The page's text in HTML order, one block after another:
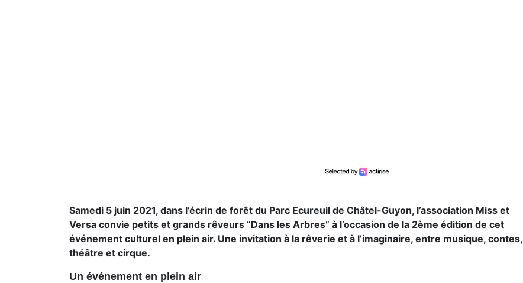
Samedi 5 juin 2021, dans l’écrin de forêt du Parc Ecureuil de Châtel-Guyon, l’association Miss et
Versa convie petits et grands rêveurs “Dans les Arbres” à l’occasion de la 2ème édition de cet
événement culturel en plein air. Une invitation à la rêverie et à l’imaginaire, entre musique, contes,
théâtre et cirque.
Un événement en plein air